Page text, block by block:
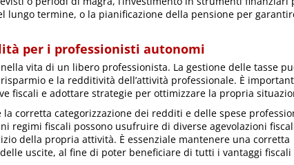
lungo termine, o la pianificazione della pensione per
per i professionisti autonomi
vita di un libero professionista. La gestione delle tasse
e la redditività dell’attività professionale. È
fiscali e adottare strategie per ottimizzare la propria
corretta categorizzazione dei redditi e delle spese
regimi fiscali possono usufruire di diverse agevolazioni
della propria attività. È essenziale mantenere una corretta
uscite, al fine di poter beneficiare di tutti i vantaggi